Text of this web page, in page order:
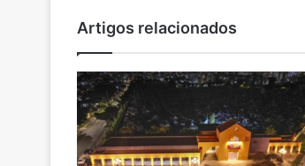
Artigos relacionados